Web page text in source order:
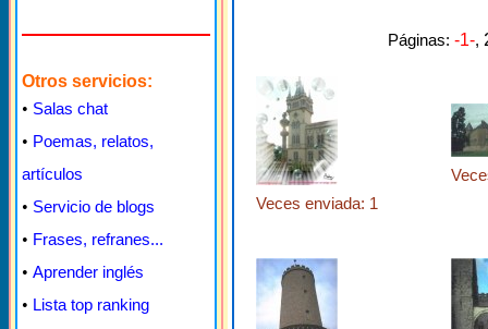
Otros servicios:
• Salas chat
• Poemas, relatos,
artículos
• Servicio de blogs
• Frases, refranes...
• Aprender inglés
• Lista top ranking
Páginas: -1-,
Veces enviada: 1